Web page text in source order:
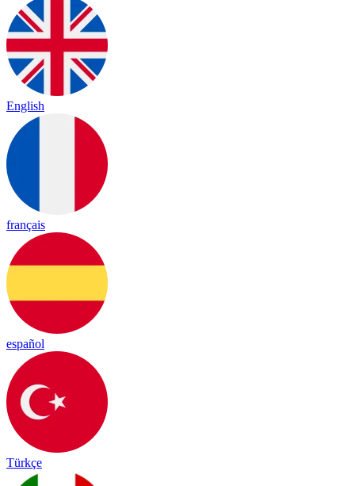
English
français
español
Türkçe